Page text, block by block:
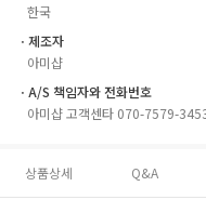
한국
ㆍ제조자
아미샵
ㆍA/S 책임자와 전화번호
아미샵 고객센타 070-7579-
상품상세 Q&A